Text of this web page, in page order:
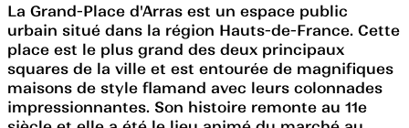
La Grand-Place d'Arras est un espace public
urbain situé dans la région Hauts-de-France. Cette
place est le plus grand des deux principaux
squares de la ville et est entourée de magnifiques
maisons de style flamand avec leurs colonnades
impressionnantes. Son histoire remonte au 11e